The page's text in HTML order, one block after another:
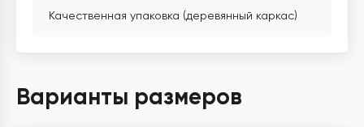
Качественная упаковка (деревянный каркас)
Варианты размеров